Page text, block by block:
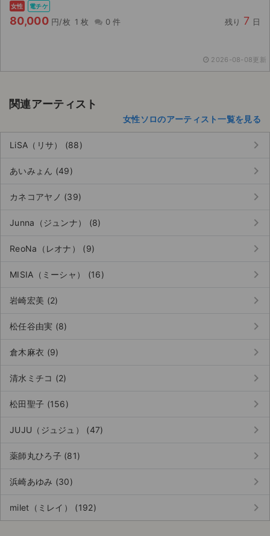
女性 電チケ
80,000 円/枚 1 枚 0 件 残り 7 日
2026-08-08更新
関連アーティスト
女性ソロのアーティスト一覧を見る
LiSA（リサ） (88) keyboard_arrow_right
あいみょん (49) keyboard_arrow_right
カネコアヤノ (39) keyboard_arrow_right
Junna（ジュンナ） (8) keyboard_arrow_right
ReoNa（レオナ） (9) keyboard_arrow_right
MISIA（ミーシャ） (16) keyboard_arrow_right
岩崎宏美 (2) keyboard_arrow_right
松任谷由実 (8) keyboard_arrow_right
倉木麻衣 (9) keyboard_arrow_right
清水ミチコ (2) keyboard_arrow_right
松田聖子 (156) keyboard_arrow_right
JUJU（ジュジュ） (47) keyboard_arrow_right
薬師丸ひろ子 (81) keyboard_arrow_right
浜崎あゆみ (30) keyboard_arrow_right
milet（ミレイ） (192) keyboard_arrow_right